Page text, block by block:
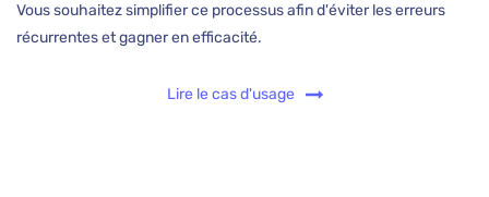
Vous souhaitez simplifier ce processus afin d'éviter les erreurs
récurrentes et gagner en efficacité.
Lire le cas d'usage